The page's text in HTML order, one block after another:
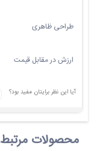
طراحی ظاهری
ارزش در مقابل قیمت
آیا این نظر برایتان مفید بود؟
محصولات مرتبط